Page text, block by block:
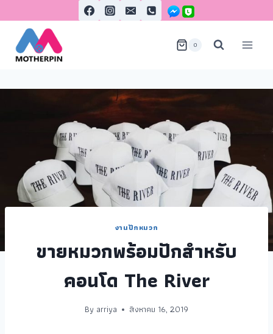
0
งานปักหมวก
ขายหมวกพร้อมปักสำหรับ
คอนโด The River
By arriya สิงหาคม 16, 2019